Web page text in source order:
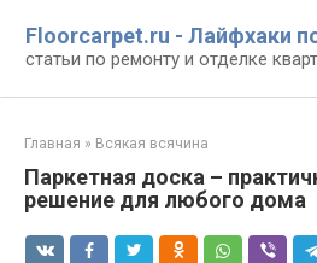
контенту
Floorcarpet.ru - Лайфхаки
статьи по ремонту и отделке
Главная » Всякая всячина
Паркетная доска –
решение для любого дома